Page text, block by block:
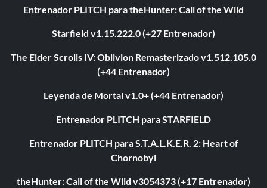
Entrenador PLITCH para theHunter: Call of the Wild
Starfield v1.15.222.0 (+27 Entrenador)
The Elder Scrolls IV: Oblivion Remasterizado v1.512.105.0
(+44 Entrenador)
Leyenda de Mortal v1.0+ (+44 Entrenador)
Entrenador PLITCH para STARFIELD
Entrenador PLITCH para S.T.A.L.K.E.R. 2: Heart of
Chornobyl
theHunter: Call of the Wild v3054373 (+17 Entrenador)